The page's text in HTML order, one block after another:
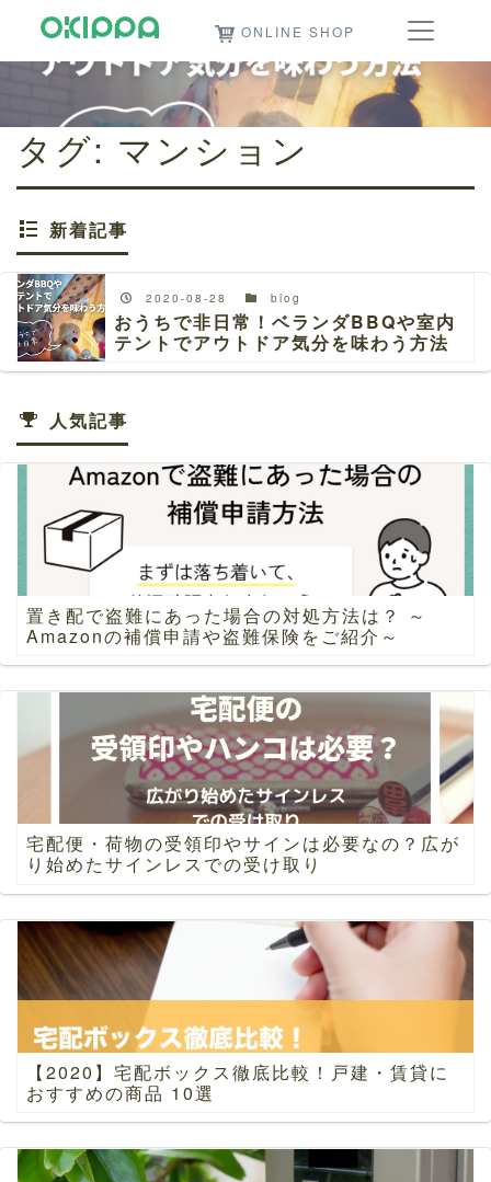
ONLINE SHOP
タグ: マンション
新着記事
2020-08-28 blog
おうちで非日常！ベランダBBQや室内
テントでアウトドア気分を味わう方法
人気記事
置き配で盗難にあった場合の対処方法は？ ～
Amazonの補償申請や盗難保険をご紹介～
宅配便・荷物の受領印やサインは必要なの？広が
り始めたサインレスでの受け取り
【2020】宅配ボックス徹底比較！戸建・賃貸に
おすすめの商品 10選